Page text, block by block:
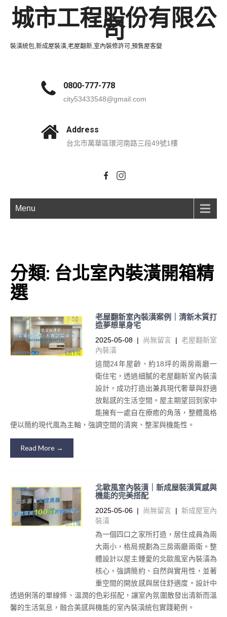
城市工程股份有限公
司
裝潢統包,新成屋裝潢,老屋翻新,室內裝修許可,預售屋客變
0800-777-778
city53433548@gmail.com
Address
台北市萬華區環河南路三段49號1樓
Menu
分類: 台北室內裝潢開箱精
選
老屋翻新室內裝潢案例｜清新木質打
造夢想單身宅
2025-05-08 | 尚無留言 | 老屋翻新室
內裝潢
這間24年屋齡、約18坪的兩房兩廳一
衛住宅，透過細膩的老屋翻新室內裝潢
設計，成功打造出兼具現代奢華與舒適
放鬆感的生活空間。屋主期望回到家中
能擁有一處自在療癒的角落，整體風格
便以簡約現代風為主軸，強調空間的清爽、整潔與機能性。
Read More →
北歐風室內裝潢｜新成屋裝潢質感與
機能的完美搭配
2025-05-06 | 尚無留言 | 新成屋室內
裝潢
為一個四口之家所打造，居住成員為兩
大兩小，格局規劃為三房兩廳兩衛。整
體設計以屋主鍾愛的北歐風室內裝潢為
核心，強調簡約、自然與實用性，並著
重空間的開放感與居住舒適度。設計中
透過俐落的單線條、溫潤的色彩搭配，讓室內氛圍散發出清新而溫
馨的生活氣息，融合美感與機能的室內裝潢統包實踐範例。